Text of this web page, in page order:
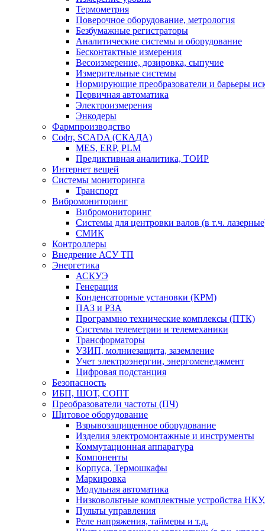
Термометрия
Поверочное оборудование, метрология
Безбумажные регистраторы
Аналитические системы и оборудование
Бесконтактные измерения
Весоизмерение, дозировка, сыпучие
Измерительные системы
Нормирующие преобразователи и барьеры
Первичная автоматика
Электроизмерения
Энкодеры
Фармпроизводство
Софт, SCADA (СКАДА)
MES, ERP, PLM
Предиктивная аналитика, ТОИР
Интернет вещей
Системы мониторинга
Транспорт
Вибромониторинг
Вибромониторинг
Системы для центровки валов (в т.ч.
СМИК
Контроллеры
Внедрение АСУ ТП
Энергетика
АСКУЭ
Генерация
Конденсаторные установки (КРМ)
ПАЗ и РЗА
Программно технические комплексы (ПТК)
Системы телеметрии и телемеханики
Трансформаторы
УЗИП, молниезащита, заземление
Учет электроэнергии, энергоменеджмент
Цифровая подстанция
Безопасность
ИБП, ШОТ, СОПТ
Преобразователи частоты (ПЧ)
Щитовое оборудование
Взрывозащищенное оборудование
Изделия электромонтажные и инструменты
Коммутационная аппаратура
Компоненты
Корпуса, Термошкафы
Маркировка
Модульная автоматика
Низковольтные комплектные устройства
Пульты управления
Реле напряжения, таймеры и т.д.